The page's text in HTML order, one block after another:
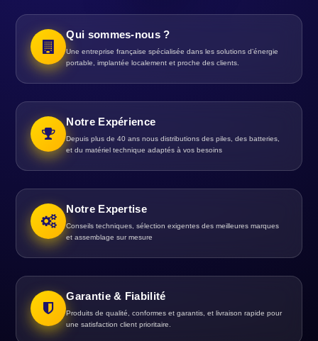
Qui sommes-nous ?
Une entreprise française spécialisée dans les solutions d’énergie
portable, implantée localement et proche des clients.
Notre Expérience
Depuis plus de 40 ans nous distributions des piles, des batteries,
et du matériel technique adaptés à vos besoins
Notre Expertise
Conseils techniques, sélection exigentes des meilleures marques
et assemblage sur mesure
Garantie & Fiabilité
Produits de qualité, conformes et garantis, et livraison rapide pour
une satisfaction client prioritaire.